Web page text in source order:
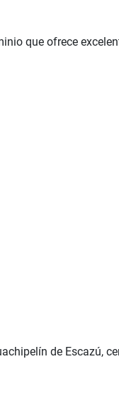
que ofrece
de Escazú,